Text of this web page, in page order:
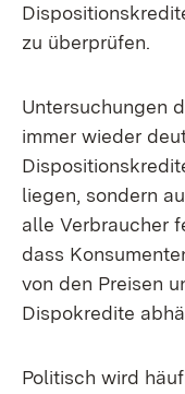
zu überprüfen.
Untersuchungen
immer wieder
liegen, sondern
alle Verbraucher
dass
von den Preisen
Dispokredite
Politisch wird